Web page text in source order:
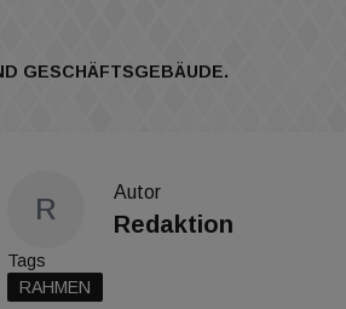
GESCHÄFTSGEBÄUDE.
R
Autor
Redaktion
Tags
RAHMEN